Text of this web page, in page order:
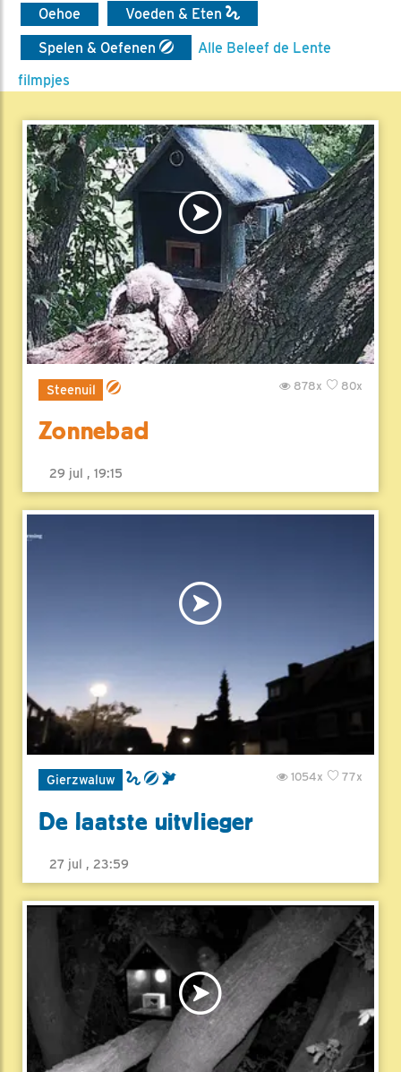
Oehoe
Voeden & Eten
Spelen & Oefenen
Alle Beleef de Lente
filmpjes
Steenuil 80x
878x
Zonnebad
29 jul , 19:15
Gierzwaluw 77x
1054x
De laatste uitvlieger
27 jul , 23:59